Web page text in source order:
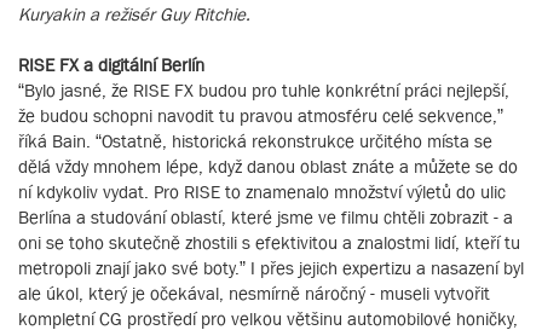
Kuryakin a režisér Guy Ritchie.
RISE FX a digitální Berlín
“Bylo jasné, že RISE FX budou pro tuhle konkrétní práci nejlepší,
že budou schopni navodit tu pravou atmosféru celé sekvence,”
říká Bain. “Ostatně, historická rekonstrukce určitého místa se
dělá vždy mnohem lépe, když danou oblast znáte a můžete se do
ní kdykoliv vydat. Pro RISE to znamenalo množství výletů do ulic
Berlína a studování oblastí, které jsme ve filmu chtěli zobrazit - a
oni se toho skutečně zhostili s efektivitou a znalostmi lidí, kteří tu
metropoli znají jako své boty.” I přes jejich expertizu a nasazení byl
ale úkol, který je očekával, nesmírně náročný - museli vytvořit
kompletní CG prostředí pro velkou většinu automobilové honičky,